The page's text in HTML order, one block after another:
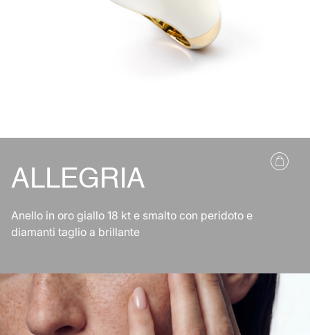
ALLEGRIA
Anello in oro giallo 18 kt e smalto con peridoto e
diamanti taglio a brillante